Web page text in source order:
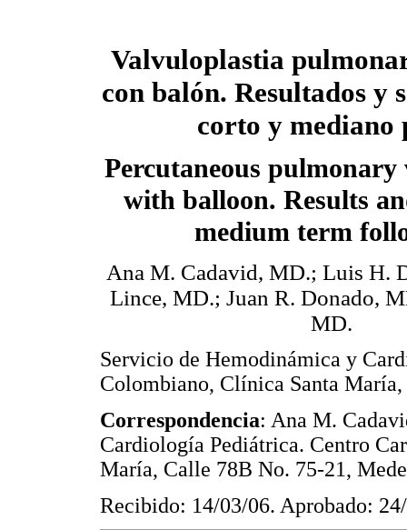
Valvuloplastia
con balón. Resultados y
corto y mediano
Percutaneous
with balloon. Results
medium term
Ana M. Cadavid, MD.; Luis H.
Lince, MD.; Juan R. Donado,
MD.
Servicio de Hemodinámica y
Colombiano, Clínica Santa
Correspondencia: Ana M.
Cardiología Pediátrica. Centro
María, Calle 78B No. 75-21,
Recibido: 14/03/06. Aprobado: